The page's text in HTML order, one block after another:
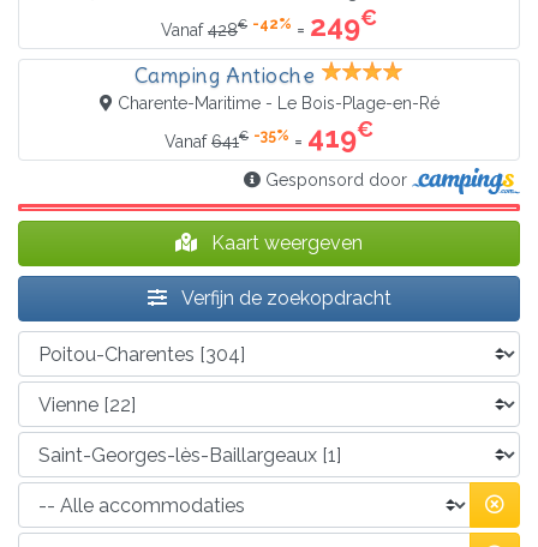
Vanaf428€ -42% = 249€
Camping Antioche
Charente-Maritime - Le Bois-Plage-en-Ré
Vanaf641€ -35% = 419€
Gesponsord door
Kaart weergeven
Verfijn de zoekopdracht